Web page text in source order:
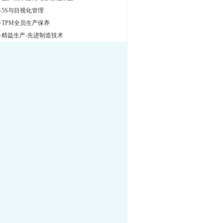
5S与目视化管理
TPM全员生产保养
精益生产-先进制造技术